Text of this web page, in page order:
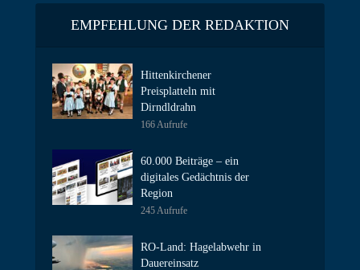
EMPFEHLUNG DER REDAKTION
Hittenkirchener
Preisplatteln mit
Dirndldrahn
166 Aufrufe
60.000 Beiträge – ein
digitales Gedächtnis der
Region
245 Aufrufe
RO-Land: Hagelabwehr in
Dauereinsatz